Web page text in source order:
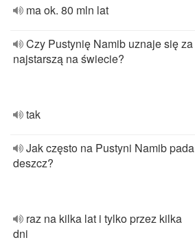
ma ok. 80 mln lat
Czy Pustynię Namib uznaje się za
najstarszą na świecie?
tak
Jak często na Pustyni Namib pada
deszcz?
raz na kilka lat i tylko przez kilka
dni